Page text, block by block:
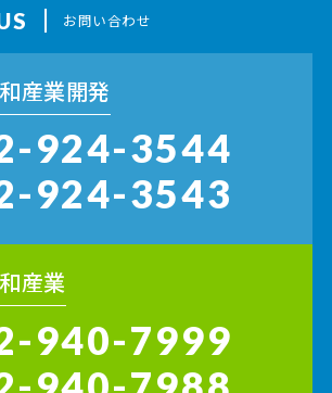
お問い合わせ
産業開発
924-3544
924-3543
産業
940-7999